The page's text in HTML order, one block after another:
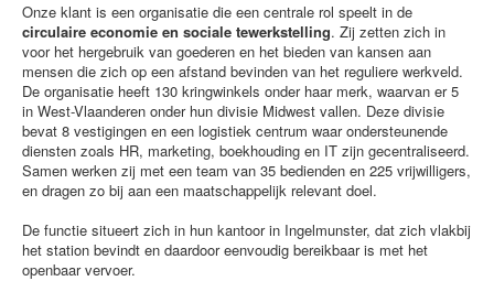
Onze klant is een organisatie die een centrale rol speelt in de
circulaire economie en sociale tewerkstelling. Zij zetten zich in
voor het hergebruik van goederen en het bieden van kansen aan
mensen die zich op een afstand bevinden van het reguliere werkveld.
De organisatie heeft 130 kringwinkels onder haar merk, waarvan er 5
in West-Vlaanderen onder hun divisie Midwest vallen. Deze divisie
bevat 8 vestigingen en een logistiek centrum waar ondersteunende
diensten zoals HR, marketing, boekhouding en IT zijn gecentraliseerd.
Samen werken zij met een team van 35 bedienden en 225 vrijwilligers,
en dragen zo bij aan een maatschappelijk relevant doel.
De functie situeert zich in hun kantoor in Ingelmunster, dat zich vlakbij
het station bevindt en daardoor eenvoudig bereikbaar is met het
openbaar vervoer.